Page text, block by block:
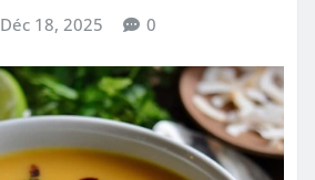
Déc 18, 2025 0